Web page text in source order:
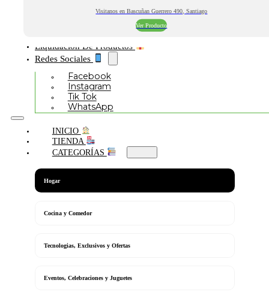
Visitanos en Bascuñan Guerrero 490, Santiago
Ver Producto
Liquidación De Productos
Redes Sociales
Facebook
Instagram
Tik Tok
WhatsApp
INICIO
TIENDA
CATEGORÍAS
Hogar
Cocina y Comedor
Tecnologias, Exclusivos y Ofertas
Eventos, Celebraciones y Juguetes